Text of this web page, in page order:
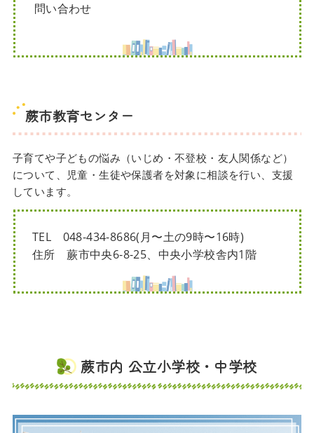
問い合わせ
蕨市教育センター
子育てや子どもの悩み（いじめ・不登校・友人関係など）
について、児童・生徒や保護者を対象に相談を行い、支援
しています。
TEL 048-434-8686(月〜土の9時〜16時)
住所 蕨市中央6-8-25、中央小学校舎内1階
蕨市内 公立小学校・中学校